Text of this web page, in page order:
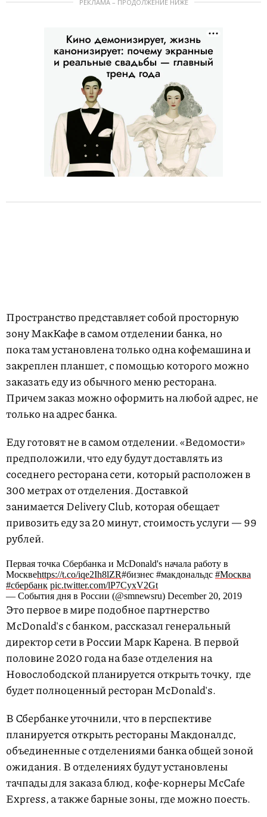
РЕКЛАМА – ПРОДОЛЖЕНИЕ НИЖЕ
Пространство представляет собой просторную
зону МакКафе в самом отделении банка, но
пока там установлена только одна кофемашина и
закреплен планшет, с помощью которого можно
заказать еду из обычного меню ресторана.
Причем заказ можно оформить на любой адрес, не
только на адрес банка.
Еду готовят не в самом отделении. «Ведомости»
предположили, что еду будут доставлять из
соседнего ресторана сети, который расположен в
300 метрах от отделения. Доставкой
занимается Delivery Club, которая обещает
привозить еду за 20 минут, стоимость услуги — 99
рублей.
Первая точка Сбербанка и McDonald's начала работу в
Москвеhttps://t.co/iqe2Ih8lZR#бизнес #макдональдс #Москва
#сбербанк pic.twitter.com/lP7CyxV2Gt
— Cобытия дня в России (@smnewsru) December 20, 2019
Это первое в мире подобное партнерство
McDonald's с банком, рассказал генеральный
директор cети в России Марк Карена. В первой
половине 2020 года на базе отделения на
Новослободской планируется открыть точку, где
будет полноценный ресторан McDonald's.
В Сбербанке уточнили, что в перспективе
планируется открыть рестораны Макдоналдс,
объединенные с отделениями банка общей зоной
ожидания. В отделениях будут установлены
тачпады для заказа блюд, кофе-корнеры McCafe
Express, а также барные зоны, где можно поесть.